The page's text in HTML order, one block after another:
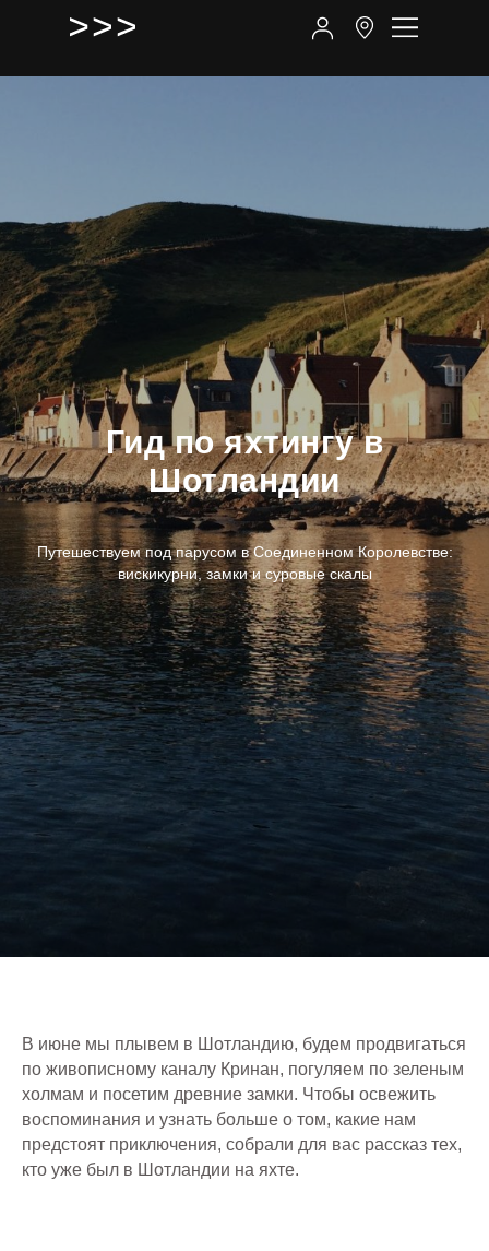
Гид по яхтингу в
Шотландии
Путешествуем под парусом в Соединенном Королевстве:
вискикурни, замки и суровые скалы
В июне мы плывем в Шотландию, будем продвигаться
по живописному каналу Кринан, погуляем по зеленым
холмам и посетим древние замки. Чтобы освежить
воспоминания и узнать больше о том, какие нам
предстоят приключения, собрали для вас рассказ тех,
кто уже был в Шотландии на яхте.